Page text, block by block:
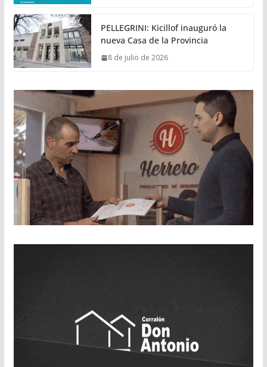
PELLEGRINI: Kicillof inauguró la
nueva Casa de la Provincia
8 de julio de 2026